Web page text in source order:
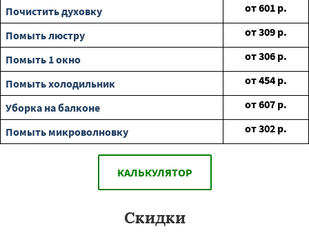
Почистить духовку
от601 р.
Помыть люстру
от309 р.
Помыть 1 окно
от306 р.
Помыть холодильник
от454 р.
Уборка на балконе
от607 р.
Помыть микроволновку
от302 р.
КАЛЬКУЛЯТОР
Скидки